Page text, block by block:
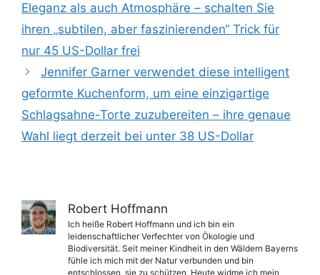
Eleganz als auch Atmosphäre – schalten Sie
ihren „subtilen, aber faszinierenden“ Trick für
nur 45 US-Dollar frei
Jennifer Garner verwendet diese intelligent
geformte Kuchenform, um eine einzigartige
Schlagsahne-Torte zuzubereiten – ihre genaue
Wahl liegt derzeit bei unter 38 US-Dollar
Robert Hoffmann
Ich heiße Robert Hoffmann und ich bin ein
leidenschaftlicher Verfechter von Ökologie und
Biodiversität. Seit meiner Kindheit in den Wäldern Bayerns
fühle ich mich mit der Natur verbunden und bin
entschlossen, sie zu schützen. Heute widme ich mein